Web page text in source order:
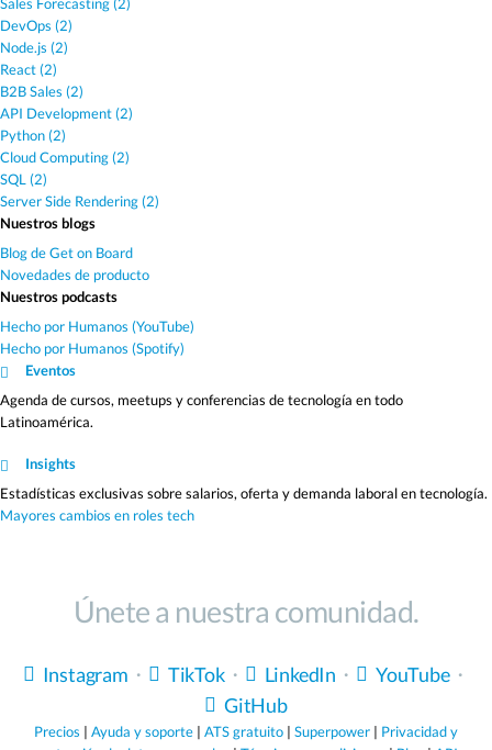
Sales Forecasting (2)
DevOps (2)
Node.js (2)
React (2)
B2B Sales (2)
API Development (2)
Python (2)
Cloud Computing (2)
SQL (2)
Server Side Rendering (2)
Nuestros blogs
Blog de Get on Board
Novedades de producto
Nuestros podcasts
Hecho por Humanos (YouTube)
Hecho por Humanos (Spotify)
Eventos
Agenda de cursos, meetups y conferencias de tecnología en todo
Latinoamérica.
Insights
Estadísticas exclusivas sobre salarios, oferta y demanda laboral en tecnología.
Mayores cambios en roles tech
Únete a nuestra comunidad.
Instagram ・ TikTok・ LinkedIn ・ YouTube・
GitHub
Precios | Ayuda y soporte | ATS gratuito | Superpower | Privacidad y